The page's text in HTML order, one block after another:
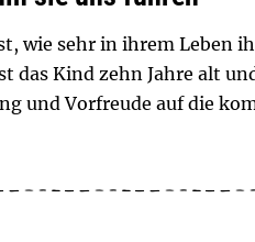
wie sehr in ihrem Leben
das Kind zehn Jahre alt
und Vorfreude auf die